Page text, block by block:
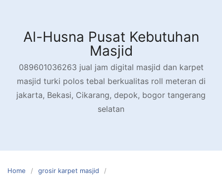
contentAl-Husna Pusat Kebutuhan
Masjid
089601036263 jual jam digital masjid dan karpet
masjid turki polos tebal berkualitas roll meteran di
jakarta, Bekasi, Cikarang, depok, bogor tangerang
selatan
Home
grosir karpet masjid